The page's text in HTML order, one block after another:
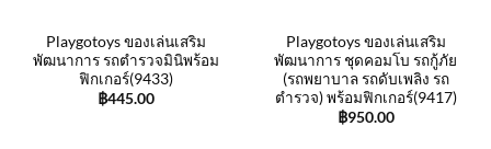
Playgotoys ของเล่นเสริม
พัฒนาการ รถตำรวจมินิพร้อม
ฟิกเกอร์(9433)
฿445.00
Playgotoys ของเล่นเสริม
พัฒนาการ ชุดคอมโบ รถกู้ภัย
(รถพยาบาล รถดับเพลิง รถ
ตำรวจ) พร้อมฟิกเกอร์(9417)
฿950.00